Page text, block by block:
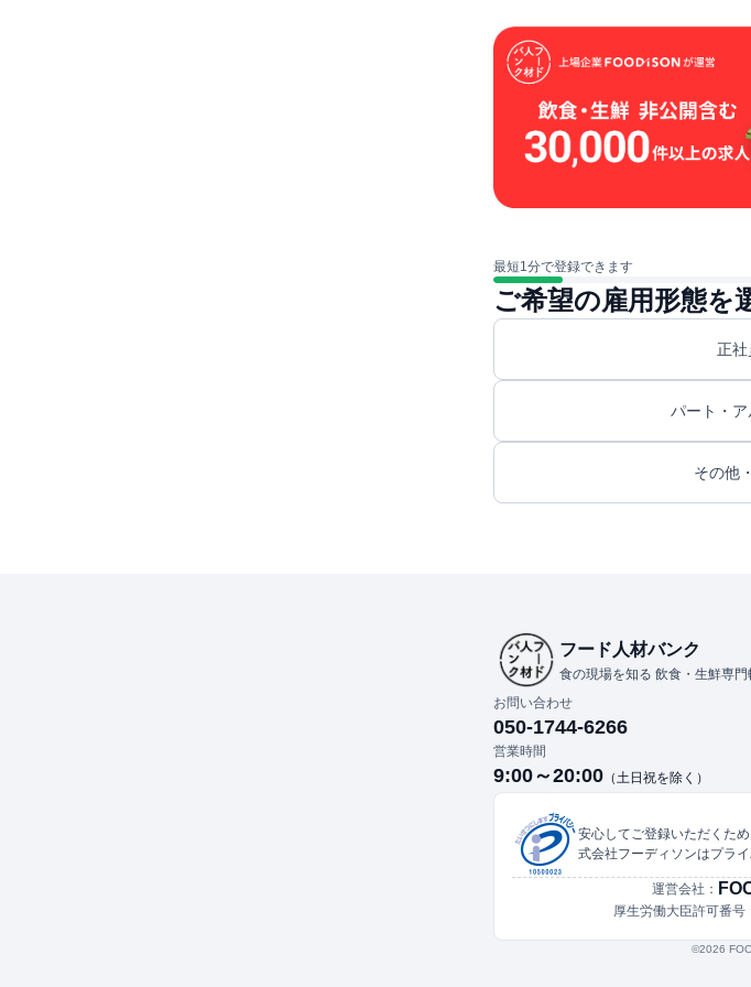
最短1分で登録できます
ご希望の雇用形態を
正社
パート・ア
その他
フード人材バンク
食の現場を知る 飲食・生鮮専門
お問い合わせ
050-1744-6266
営業時間
9:00～20:00 （土日祝を除く）
安心してご登録いただくた
式会社フーディソンはプラ
運営会社：
厚生労働大臣許可番号
©︎2026